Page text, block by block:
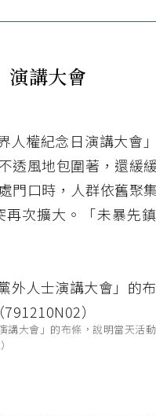
演講大會
人權紀念日演講大會
透風地包圍著，還緩
門口時，人群依舊聚
次擴大。「未暴先
講大會」的布條，說明當天活